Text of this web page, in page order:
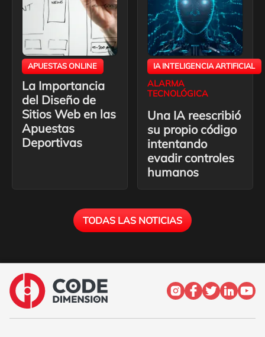
APUESTAS ONLINE
La Importancia
del Diseño de
Sitios Web en las
Apuestas
Deportivas
IA INTELIGENCIA ARTIFICIAL
ALARMA
TECNOLÓGICA
Una IA reescribió
su propio código
intentando
evadir controles
humanos
TODAS LAS NOTICIAS